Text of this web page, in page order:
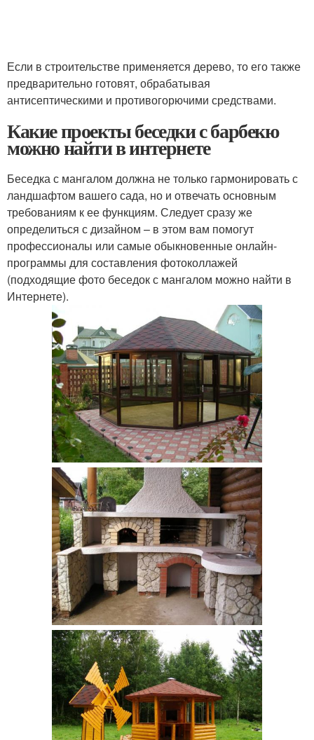
Если в строительстве применяется дерево, то его также
предварительно готовят, обрабатывая
антисептическими и противогорючими средствами.
Какие проекты беседки с барбекю
можно найти в интернете
Беседка с мангалом должна не только гармонировать с
ландшафтом вашего сада, но и отвечать основным
требованиям к ее функциям. Следует сразу же
определиться с дизайном – в этом вам помогут
профессионалы или самые обыкновенные онлайн-
программы для составления фотоколлажей
(подходящие фото беседок с мангалом можно найти в
Интернете).